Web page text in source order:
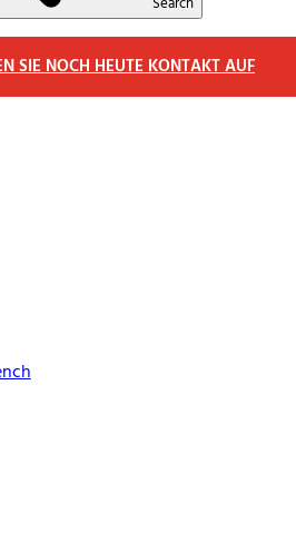
SIE NOCH HEUTE KONTAKT AUF